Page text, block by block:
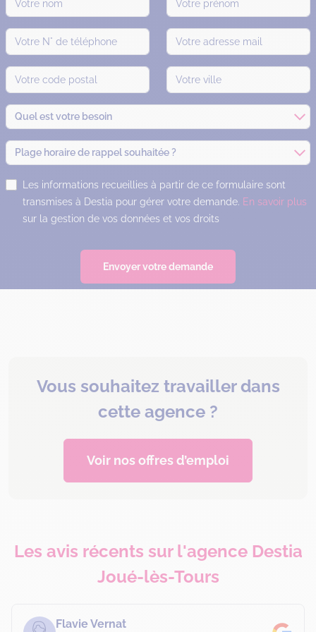
Quel est votre besoin
Plage horaire de rappel souhaitée ?
Les informations recueillies à partir de ce formulaire sont
transmises à Destia pour gérer votre demande. En savoir plus
sur la gestion de vos données et vos droits
Envoyer votre demande
Vous souhaitez travailler dans
cette agence ?
Voir nos offres d’emploi
Les avis récents sur l'agence Destia
Joué-lès-Tours
Flavie Vernat